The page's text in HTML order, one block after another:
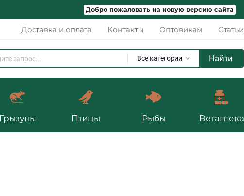
Добро пожаловать на новую версию сайта
Доставка и оплата Контакты Оптовикам Статьи
Все категории Найти
Грызуны Птицы Рыбы Ветаптека